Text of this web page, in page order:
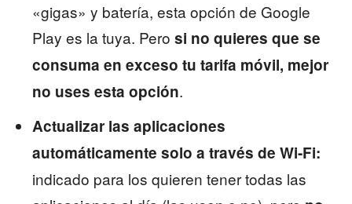
«gigas» y batería, esta opción de Google
Play es la tuya. Pero si no quieres que se
consuma en exceso tu tarifa móvil, mejor
no uses esta opción.
Actualizar las aplicaciones
automáticamente solo a través de Wi-Fi:
indicado para los quieren tener todas las